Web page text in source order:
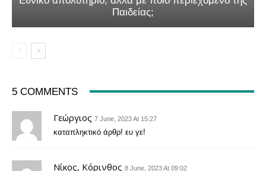
Παιδείας;
5 COMMENTS
Γεώργιος 7 June, 2023 At 15:27
καταπληκτικό άρθρ! ευ γε!
Νίκος, Κόρινθος 8 June, 2023 At 09:02